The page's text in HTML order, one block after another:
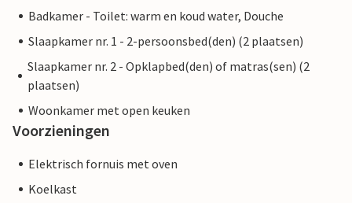
Badkamer - Toilet: warm en koud water, Douche
Slaapkamer nr. 1 - 2-persoonsbed(den) (2 plaatsen)
Slaapkamer nr. 2 - Opklapbed(den) of matras(sen) (2
plaatsen)
Woonkamer met open keuken
Voorzieningen
Elektrisch fornuis met oven
Koelkast